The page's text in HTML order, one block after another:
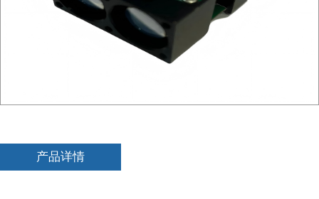
产品详情